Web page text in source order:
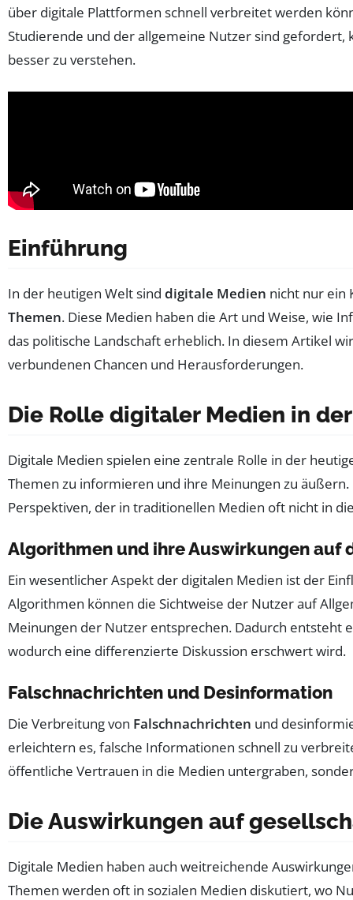
über digitale Plattformen schnell verbreitet werden
Studierende und der allgemeine Nutzer sind
besser zu verstehen.
Einführung
In der heutigen Welt sind digitale Medien nicht nur ein
Themen. Diese Medien haben die Art und Weise, wie
das politische Landschaft erheblich. In diesem Artikel
verbundenen Chancen und Herausforderungen.
Die Rolle digitaler Medien in
Digitale Medien spielen eine zentrale Rolle in der
Themen zu informieren und ihre Meinungen zu
Perspektiven, der in traditionellen Medien oft nicht in
Algorithmen und ihre Auswirkungen auf
Ein wesentlicher Aspekt der digitalen Medien ist der
Algorithmen können die Sichtweise der Nutzer auf
Meinungen der Nutzer entsprechen. Dadurch entsteht
wodurch eine differenzierte Diskussion erschwert wird.
Falschnachrichten und Desinformation
Die Verbreitung von Falschnachrichten und
erleichtern es, falsche Informationen schnell zu
öffentliche Vertrauen in die Medien untergraben,
Die Auswirkungen auf
Digitale Medien haben auch weitreichende
Themen werden oft in sozialen Medien diskutiert, wo